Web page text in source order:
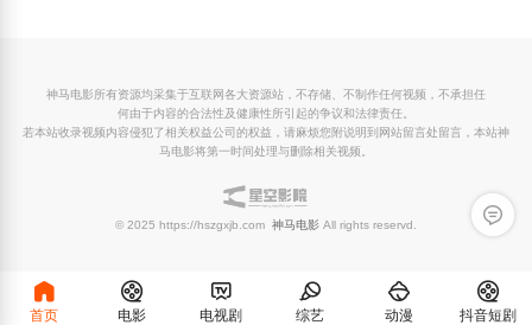
留言反
神马电影所有资源均采集于互联网各大资源站，不存储、不制作任何视频，不承担任
何由于内容的合法性及健康性所引起的争议和法律责任。
若本站收录视频内容侵犯了相关权益公司的权益，请麻烦您附说明到网站留言处留言，本站神
马电影将第一时间处理与删除相关视频。
© 2025 https://hszgxjb.com 神马电影 All rights reservd.
首页 电影 电视剧 综艺 动漫 抖音短剧